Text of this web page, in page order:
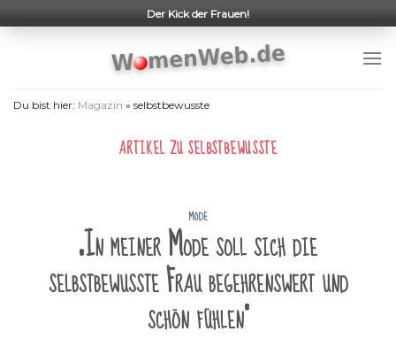
to
Der Kick der Frauen!
Du bist hier: Magazin » selbstbewusste
ARTIKEL ZUSELBSTBEWUSSTE
MODE
„In meiner Mode soll sich die
selbstbewusste Frau begehrenswert und
schön fühlen“